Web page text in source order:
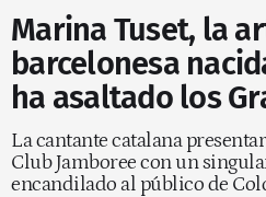
Marina Tuset, la
barcelonesa
ha asaltado los
La cantante catalana
Club Jamboree con un
encandilado al público de